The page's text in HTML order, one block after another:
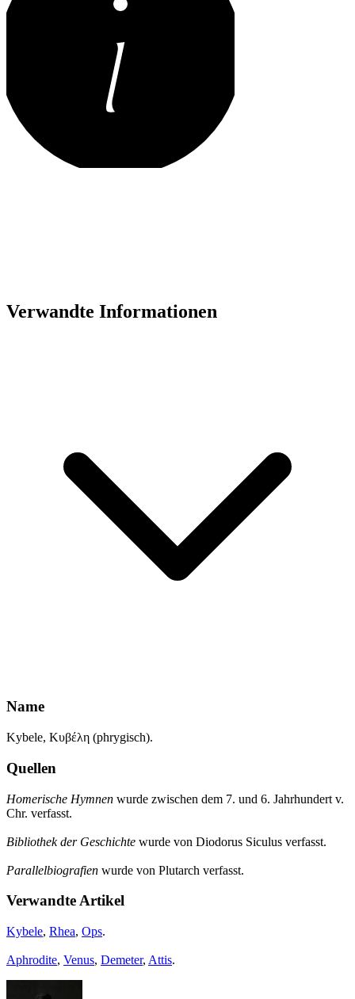
Verwandte Informationen
Name
Kybele, Κυβέλη (phrygisch).
Quellen
Homerische Hymnen wurde zwischen dem 7. und 6. Jahrhundert v.
Chr. verfasst.
Bibliothek der Geschichte wurde von Diodorus Siculus verfasst.
Parallelbiografien wurde von Plutarch verfasst.
Verwandte Artikel
Kybele, Rhea, Ops.
Aphrodite, Venus, Demeter, Attis.